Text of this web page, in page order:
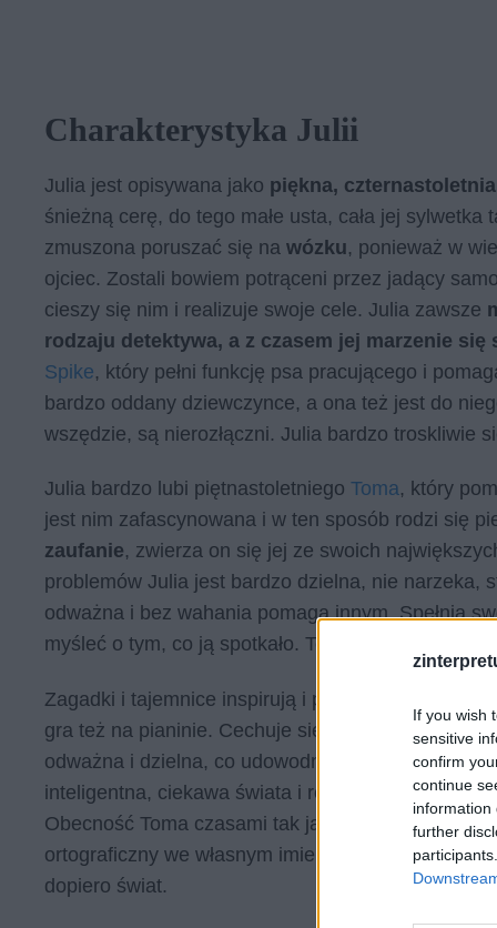
If you wish
sensitive
confirm
continue
information
further
Charakterystyka Julii
Julia jest opisywana jako piękna,
śnieżną cerę, do tego małe usta, cała jej
zmuszona poruszać się na wózku, ponieważ w
ojciec. Zostali bowiem potrąceni przez jadący
cieszy się nim i realizuje swoje cele. Julia zawsze
rodzaju detektywa, a z czasem jej marzenie się
Spike, który pełni funkcję psa pracującego i
bardzo oddany dziewczynce, a ona też jest do
wszędzie, są nierozłączni. Julia bardzo troskliwie
Julia bardzo lubi piętnastoletniego Toma, który
jest nim zafascynowana i w ten sposób rodzi się
zaufanie, zwierza on się jej ze swoich
problemów Julia jest bardzo dzielna, nie narzeka,
odważna i bez wahania pomaga innym. Spełnia
myśleć o tym, co ją spotkało. To dziewczynka
Zagadki i tajemnice inspirują i pasjonują Julię,
gra też na pianinie. Cechuje się
wrażliwością,
odważna i dzielna, co udowodniła, rozwiązując
inteligentna, ciekawa świata i rozważna, ale mimo
Obecność Toma czasami tak ją onieśmiela, że
ortograficzny we własnym imieniu. Julia jest
dopiero świat.